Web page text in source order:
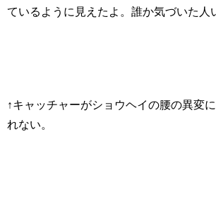
ているように見えたよ。誰か気づいた人
↑キャッチャーがショウヘイの腰の異変
れない。